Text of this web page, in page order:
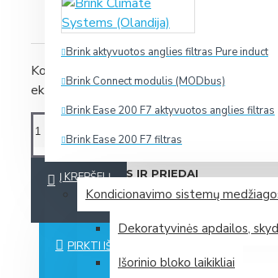
Brink aktyvuotos anglies filtras Pure induct
Brink Connect modulis (MODbus)
Brink Ease 200 F7 aktyvuotos anglies filtras
Brink Ease 200 F7 filtras
Daugiau
Zehnder (Vokietija)
Mini rekuperatorius Zehnder ComfoAir 70
MEDŽIAGOS IR PRIEDAI
Kondicionavimo sistemų
Dekoratyvinės apdailos,
Išorinio bloko laikikliai
Kondensato siurblys FP2092/2 Hot Water
ekonomiškas siurblys, skirtas valdyti
Į KREPŠELĮ
PIRKTI IŠ KARTO